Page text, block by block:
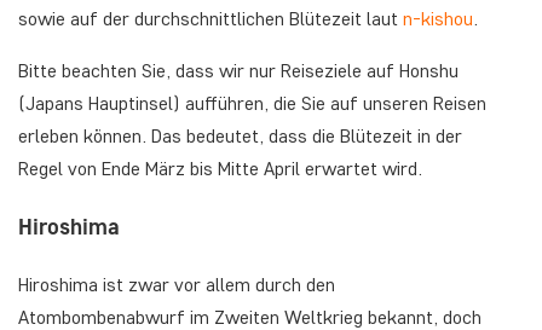
sowie auf der durchschnittlichen Blütezeit laut n-kishou.
Bitte beachten Sie, dass wir nur Reiseziele auf Honshu
(Japans Hauptinsel) aufführen, die Sie auf unseren Reisen
erleben können. Das bedeutet, dass die Blütezeit in der
Regel von Ende März bis Mitte April erwartet wird.
Hiroshima
Hiroshima ist zwar vor allem durch den
Atombombenabwurf im Zweiten Weltkrieg bekannt, doch